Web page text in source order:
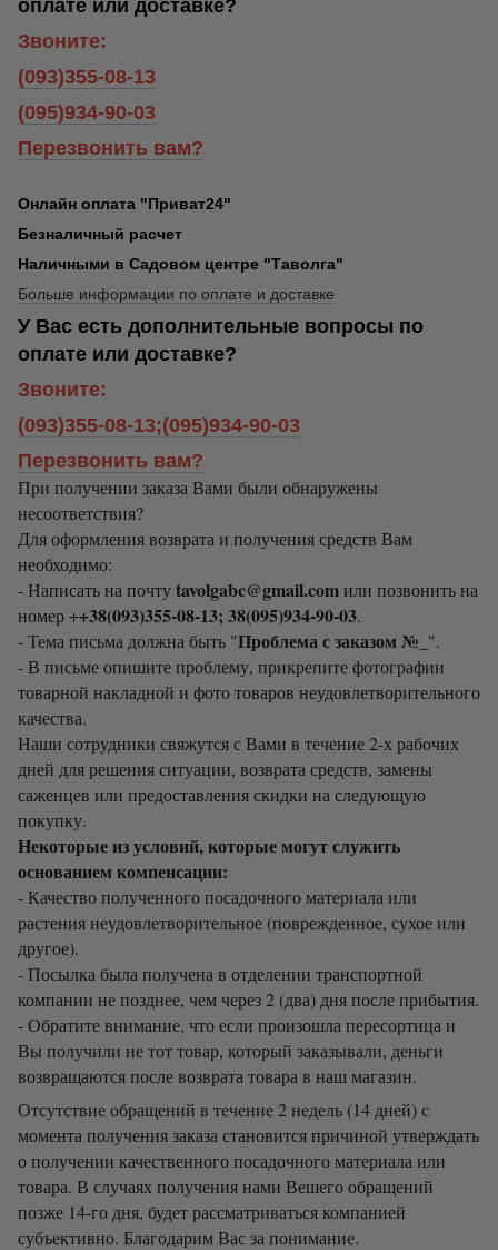
оплате или доставке?
Звоните:
(093)355-08-13
(095)934-90-03
Перезвонить вам?
Онлайн оплата "Приват24"
Безналичный расчет
Наличными в Садовом центре "Таволга"
Больше информации по оплате и доставке
У Вас есть дополнительные вопросы по
оплате или доставке?
Звоните:
(093)355-08-13;(095)934-90-03
Перезвонить вам?
При получении заказа Вами были обнаружены
несоответствия?
Для оформления возврата и получения средств Вам
необходимо:
- Написать на почтуtavolgabc@gmail.comили позвонить на
номер ++38(093)355-08-13; 38(095)934-90-03.
- Тема письма должна быть "Проблема с заказом №_ ".
- В письме опишите проблему, прикрепите фотографии
товарной накладной и фото товаров неудовлетворительного
качества.
Наши сотрудники свяжутся с Вами в течение 2-х рабочих
дней для решения ситуации, возврата средств, замены
саженцев или предоставления скидки на следующую
покупку.
Некоторые из условий, которые могут служить
основанием компенсации:
- Качество полученного посадочного материала или
растения неудовлетворительное (поврежденное, сухое или
другое).
- Посылка была получена в отделении транспортной
компании не позднее, чем через 2 (два) дня после прибытия.
- Обратите внимание, что если произошла пересортица и
Вы получили не тот товар, который заказывали, деньги
возвращаются после возврата товара в наш магазин.
Отсутствие обращений в течение 2 недель (14 дней) с
момента получения заказа становится причиной утверждать
о получении качественного посадочного материала или
товара. В случаях получения нами Вешего обращений
позже 14-го дня, будет рассматриваться компанией
субъективно. Благодарим Вас за понимание.